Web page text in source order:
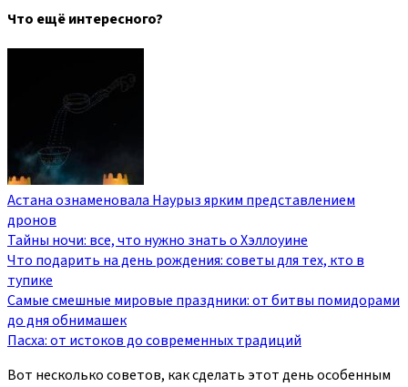
Что ещё интересного?
Астана ознаменовала Наурыз ярким представлением
дронов
Тайны ночи: все, что нужно знать о Хэллоуине
Что подарить на день рождения: советы для тех, кто в
тупике
Самые смешные мировые праздники: от битвы помидорами
до дня обнимашек
Пасха: от истоков до современных традиций
Вот несколько советов, как сделать этот день особенным